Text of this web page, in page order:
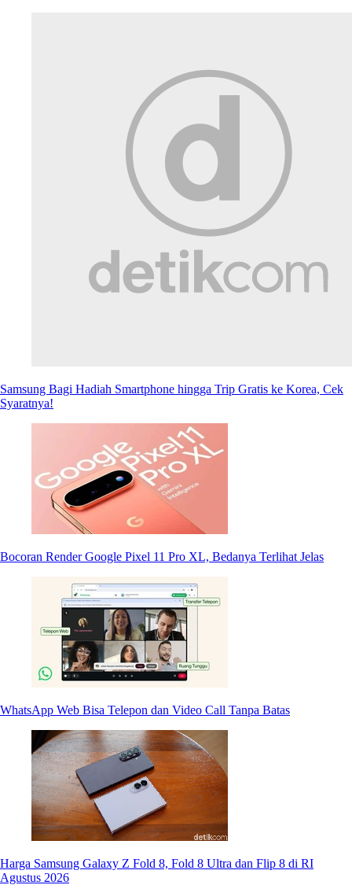
Samsung Bagi Hadiah Smartphone hingga Trip Gratis ke Korea, Cek
Syaratnya!
Bocoran Render Google Pixel 11 Pro XL, Bedanya Terlihat Jelas
WhatsApp Web Bisa Telepon dan Video Call Tanpa Batas
Harga Samsung Galaxy Z Fold 8, Fold 8 Ultra dan Flip 8 di RI
Agustus 2026